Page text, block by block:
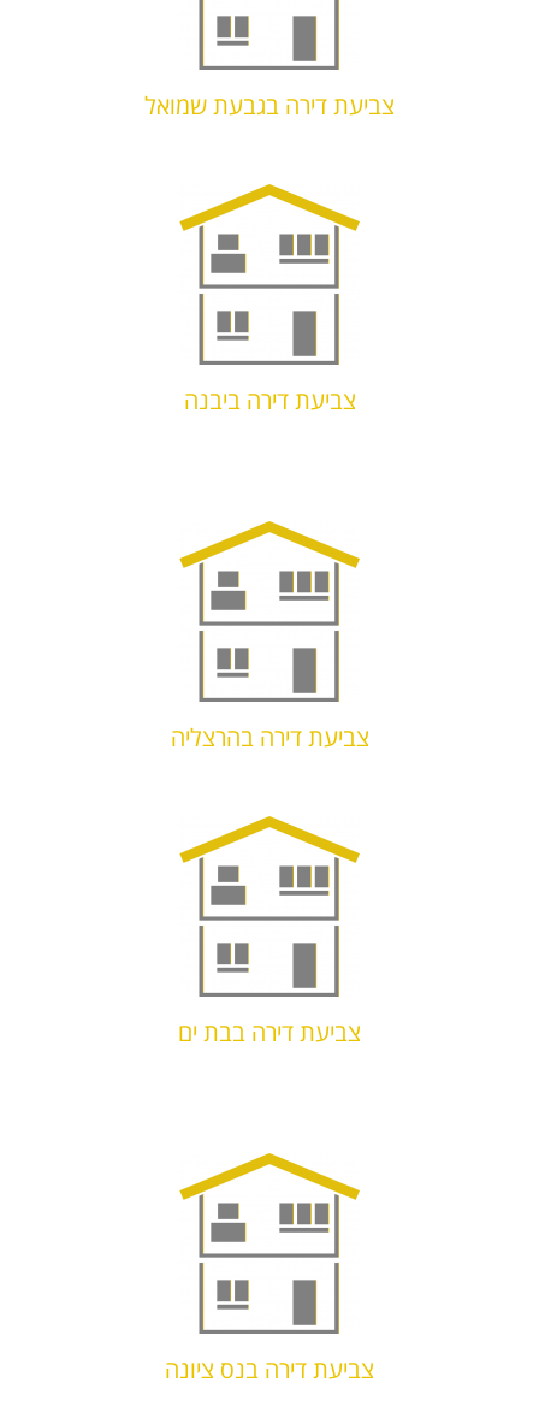
צביעת דירה בגבעת שמואל
צביעת דירה ביבנה
צביעת דירה בהרצליה
צביעת דירה בבת ים
צביעת דירה בנס ציונה